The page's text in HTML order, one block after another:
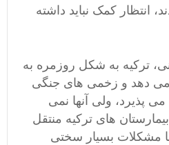
انتظار کمک نباید داشته
ترکیه به شکل روزمره به
می دهد و زخمی های جنگی
پذیرد، ولی آنها نمی
های ترکیه منتقل
مشکلات بسیار سختی